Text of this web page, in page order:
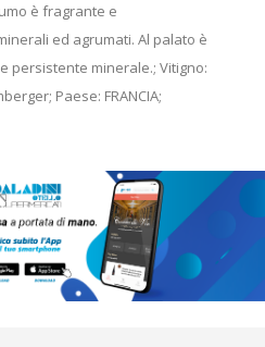
è fragrante e
ed agrumati. Al palato è
persistente minerale.; Vitigno:
Paese: FRANCIA;